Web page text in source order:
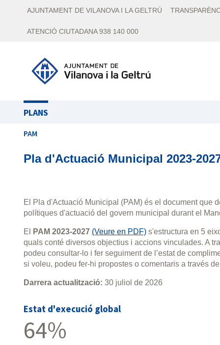
AJUNTAMENT DE VILANOVA I LA GELTRÚ
ATENCIÓ CIUTADANA 938 140 000
PLANS
PAM
Pla d'Actuació Municipal 2023-
El Pla d'Actuació Municipal (PAM) és el document que
polítiques d'actuació del govern municipal durant el
El PAM 2023-2027 (Veure en PDF) s'estructura en 5
quals conté diversos objectius i accions vinculades. A
podeu consultar-lo i fer seguiment de l’estat de
si voleu, podeu fer-hi propostes o comentaris a través
Darrera actualització: 30 juliol de 2026
Estat d'execució global
64%